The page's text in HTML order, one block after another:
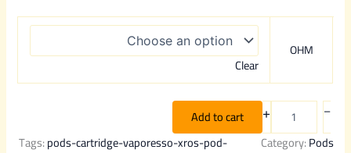
OHM
Clear
–
+
Add to cart
Category:Pods
Tags:pods-cartridge-vaporesso-xros-pod-